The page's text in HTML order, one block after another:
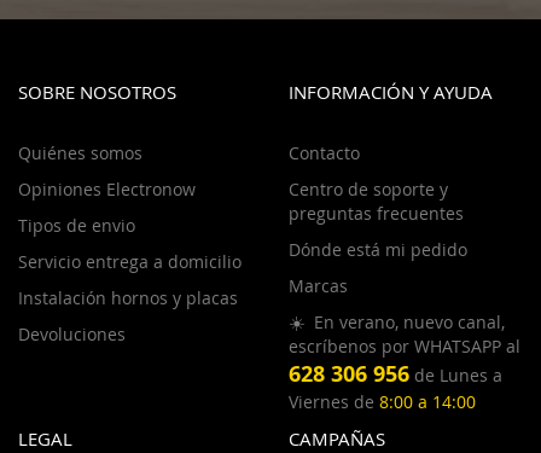
SOBRE NOSOTROS
Quiénes somos
Opiniones Electronow
Tipos de envio
Servicio entrega a domicilio
Instalación hornos y placas
Devoluciones
INFORMACIÓN Y AYUDA
Contacto
Centro de soporte y
preguntas frecuentes
Dónde está mi pedido
Marcas
☀️ En verano, nuevo canal,
escríbenos por WHATSAPP al
628 306 956 de Lunes a
Viernes de 8:00 a 14:00
LEGAL CAMPAÑAS